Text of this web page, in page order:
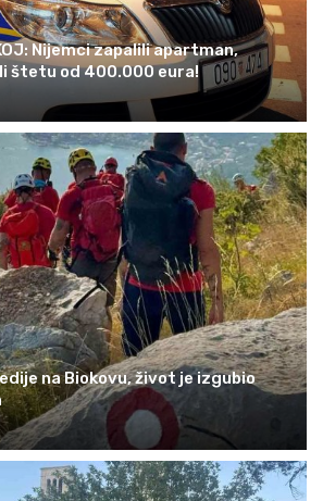
Nijemci zapalili apartman,
štetu od 400.000 eura!
na Biokovu, život je izgubio